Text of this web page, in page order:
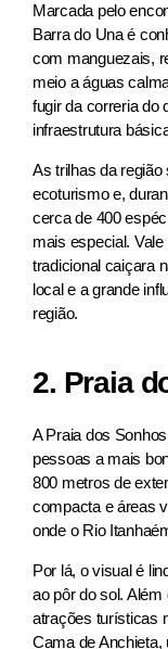
Marcada pelo
Barra do Una é
com manguezais,
meio a águas
fugir da correria do
infraestrutura
As trilhas da
ecoturismo e,
cerca de 400
mais especial.
tradicional caiçara
local e a grande
região.
2. Praia
A Praia dos
pessoas a mais
800 metros de
compacta e áreas
onde o Rio
Por lá, o visual é
ao pôr do sol.
atrações turísticas
Cama de